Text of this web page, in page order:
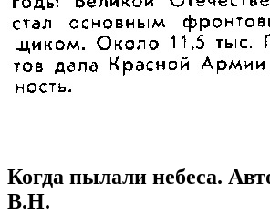
Когда пылали небеса.
В.Н.